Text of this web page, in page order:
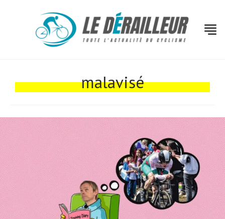
malavisé
Conseils
Tendances
Tous nos articles
À propos